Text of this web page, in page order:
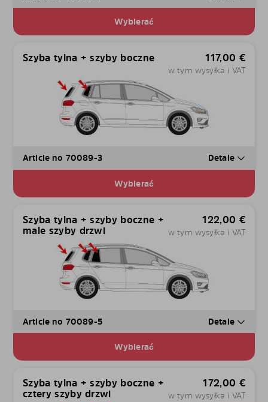
Wybierać
Szyba tylna + szyby boczne 117,00 €
w tym wysyłka i VAT
Article no 70089-3 Detale
Wybierać
Szyba tylna + szyby boczne +
male szyby drzwi
122,00 €
w tym wysyłka i VAT
Article no 70089-5 Detale
Wybierać
Szyba tylna + szyby boczne +
cztery szyby drzwi
172,00 €
w tym wysyłka i VAT